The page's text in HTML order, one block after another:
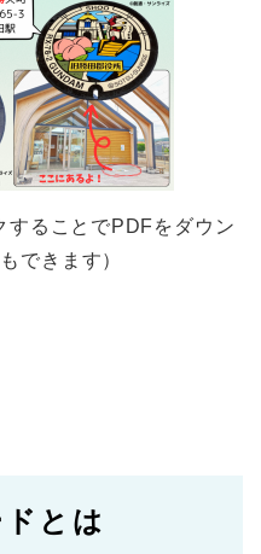
ることでPDFをダウン
できます）
とは